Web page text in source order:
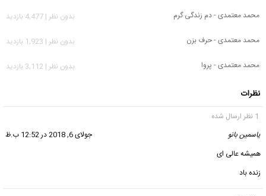
محمد معتمدی - دم زندگی گرم
بدون نظر | 4,477 بازدید
محمد معتمدی - حرف بزن
بدون نظر | 1,923 بازدید
محمد معتمدی - پروا
بدون نظر | 3,112 بازدید
نظرات
1 نظر ارسال شده
یاسمین بانو
جولای 6, 2018 در 12:52 ب.ظ
همیشه عالی ای
زنده باد